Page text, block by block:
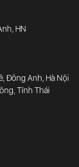
HN
Đông Anh, Hà Nội
Tỉnh Thái